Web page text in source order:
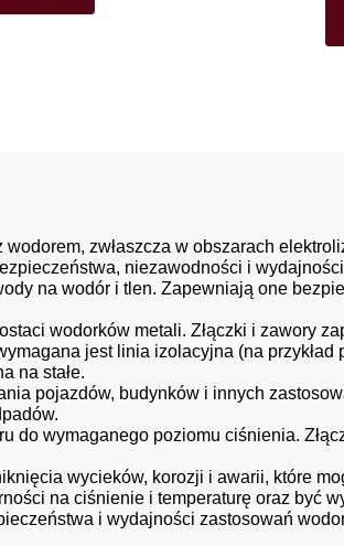
zwłaszcza w obszarach
niezawodności i
na wodór i tlen. Zapewniają one
wodorków metali. Złączki i zawory
jest linia izolacyjna (na
na stałe.
pojazdów, budynków i innych
wymaganego poziomu ciśnienia.
wycieków, korozji i awarii, które
na ciśnienie i temperaturę oraz być
i wydajności zastosowań